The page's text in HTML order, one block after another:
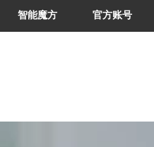
智能魔方 官方账号